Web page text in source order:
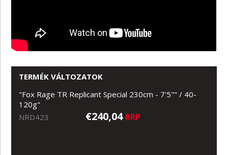
TERMÉK VÁLTOZATOK
"Fox Rage TR Replicant Special 230cm - 7'5"" / 40-
120g"
NRD423
€240,04 RRP